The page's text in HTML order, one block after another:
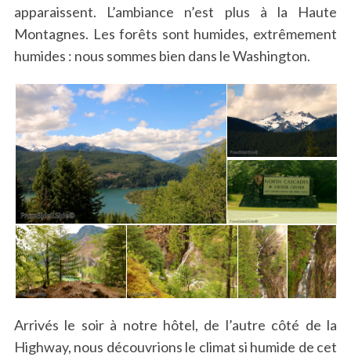
apparaissent. L’ambiance n’est plus à la Haute
Montagnes. Les forêts sont humides, extrêmement
humides : nous sommes bien dans le Washington.
Arrivés le soir à notre hôtel, de l’autre côté de la
Highway, nous découvrions le climat si humide de cet